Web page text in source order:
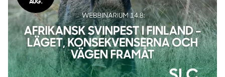
AUG.